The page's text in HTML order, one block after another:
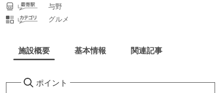
与野
グルメ
施設概要 基本情報 関連記事
ポイント